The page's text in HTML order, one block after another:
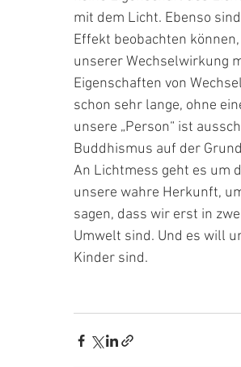
mit dem Licht. Ebenso
Effekt beobachten
unserer Wechselwirkung
Eigenschaften von
schon sehr lange, ohne
unsere „Person“ ist
Buddhismus auf der
An Lichtmess geht es um
unsere wahre Herkunft,
sagen, dass wir erst in
Umwelt sind. Und es will
Kinder sind.